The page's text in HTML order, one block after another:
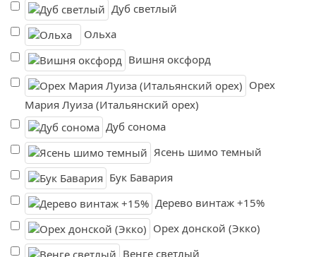
Дуб светлый
Ольха
Вишня оксфорд
Орех
Мария Луиза (Итальянский орех)
Дуб сонома
Ясень шимо темный
Бук Бавария
Дерево винтаж +15%
Орех донской (Экко)
Венге светлый